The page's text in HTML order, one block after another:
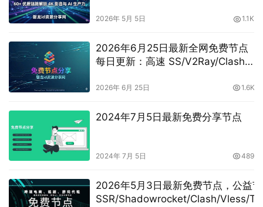
2026年 5月 5日 1.1K
2026年6月25日最新全网免费节点
每日更新：高速 SS/V2Ray/Clash
vless/shadowrocket/trojan/vmess
2026年 6月 25日 1.6K
2024年7月5日最新免费分享节点
2024年 7月 5日 489
2026年5月3日最新免费节点，公益
SSR/Shadowrocket/Clash/Vless/